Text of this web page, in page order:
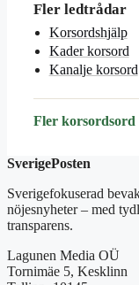
Fler ledtrådar
Korsordshjälp
Kader korsord
Kanalje korsord
Fler
SverigePosten
Sverigefokuserad
nöjesnyheter – med
transparens.
Lagunen Media OÜ
Tornimäe 5, Kesklinn